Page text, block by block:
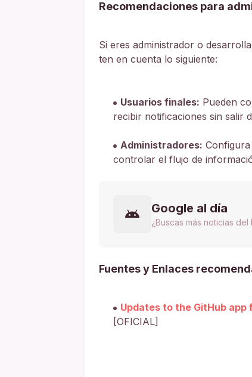
Recomendaciones para
Si eres administrador o
ten en cuenta lo siguiente:
Usuarios finales: Pueden
recibir notificaciones sin salir
Administradores:
controlar el flujo de
Google al día
¿Buscas más noticias
Fuentes y Enlaces
Updates to the GitHub app
[OFICIAL]